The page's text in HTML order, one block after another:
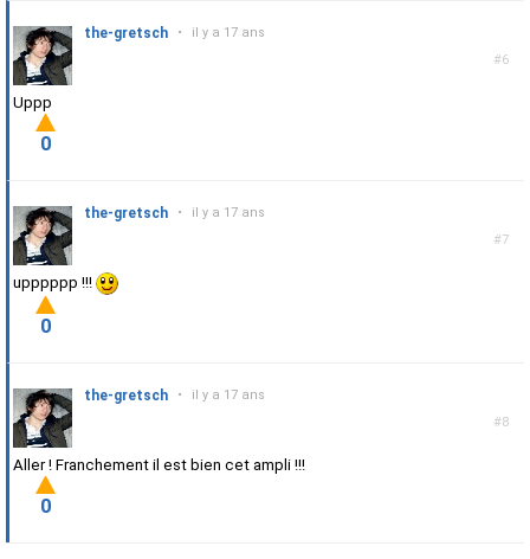
#6
the-gretsch • il y a 17 ans
Uppp
0
#7
the-gretsch • il y a 17 ans
upppppp !!!
0
#8
the-gretsch • il y a 17 ans
Aller ! Franchement il est bien cet ampli !!!
0